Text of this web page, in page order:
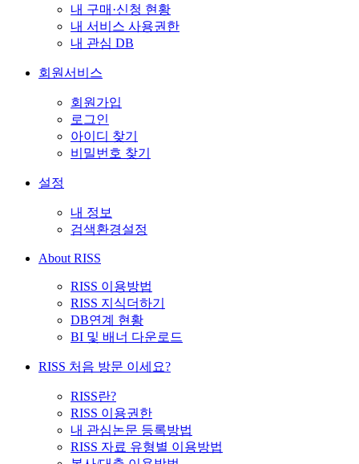
내 구매·신청 현황
내 서비스 사용권한
내 관심 DB
회원서비스
회원가입
로그인
아이디 찾기
비밀번호 찾기
설정
내 정보
검색환경설정
About RISS
RISS 이용방법
RISS 지식더하기
DB연계 현황
BI 및 배너 다운로드
RISS 처음 방문 이세요?
RISS란?
RISS 이용권한
내 관심논문 등록방법
RISS 자료 유형별 이용방법